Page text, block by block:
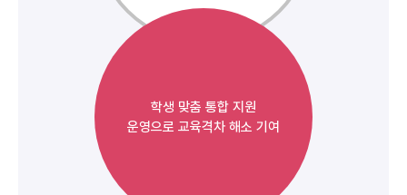
학생 맞춤 통합 지원
운영으로 교육격차 해소 기여